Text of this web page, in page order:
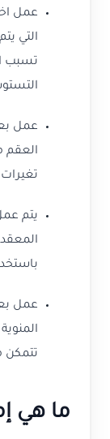
عمل
التي
تسبب
عمل بعض
تغيرات
يتم عمل
عمل بعض
المنوية
تتمكن
ما هي